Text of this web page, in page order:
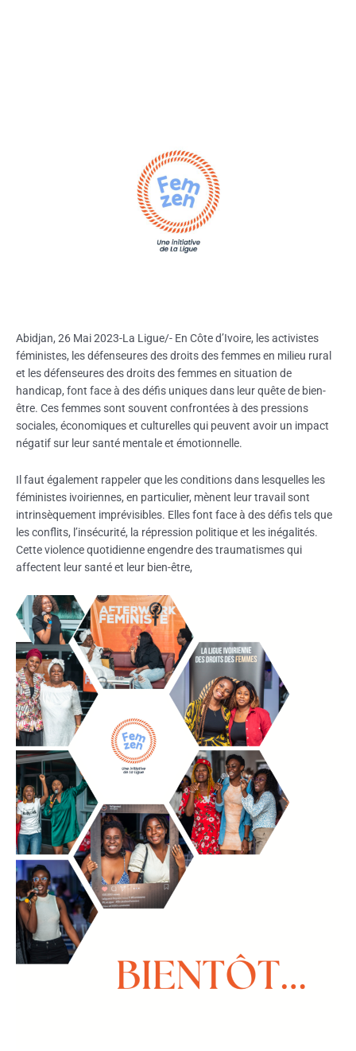
Abidjan, 26 Mai 2023-La Ligue/- En Côte d’Ivoire, les activistes
féministes, les défenseures des droits des femmes en milieu rural
et les défenseures des droits des femmes en situation de
handicap, font face à des défis uniques dans leur quête de bien-
être. Ces femmes sont souvent confrontées à des pressions
sociales, économiques et culturelles qui peuvent avoir un impact
négatif sur leur santé mentale et émotionnelle.
Il faut également rappeler que les conditions dans lesquelles les
féministes ivoiriennes, en particulier, mènent leur travail sont
intrinsèquement imprévisibles. Elles font face à des défis tels que
les conflits, l’insécurité, la répression politique et les inégalités.
Cette violence quotidienne engendre des traumatismes qui
affectent leur santé et leur bien-être,